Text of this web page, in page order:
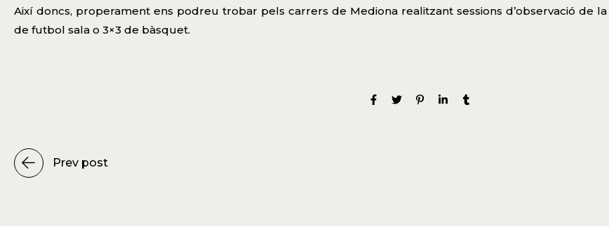
Així doncs, properament ens podreu trobar pels carrers de Mediona realitzant sessions d’observació de
de futbol sala o 3×3 de bàsquet.
Prev post